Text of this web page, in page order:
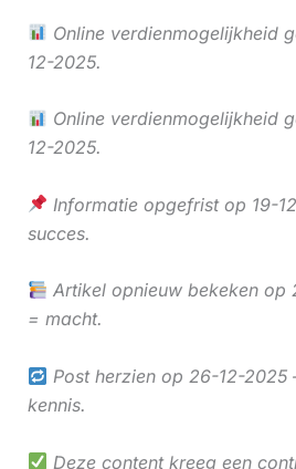
Online verdienmogelijkheid
12-2025.
Online verdienmogelijkheid
12-2025.
Informatie opgefrist op 19-
succes.
Artikel opnieuw bekeken op
= macht.
Post herzien op 26-12-2025
kennis.
Deze content kreeg een